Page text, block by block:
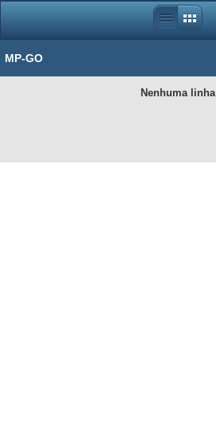
MP-GO
Nenhuma linha